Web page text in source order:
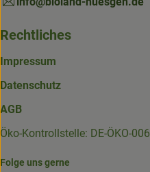
Rechtliches
Impressum
Datenschutz
AGB
Öko-Kontrollstelle: DE-ÖKO-006
Folge uns gerne